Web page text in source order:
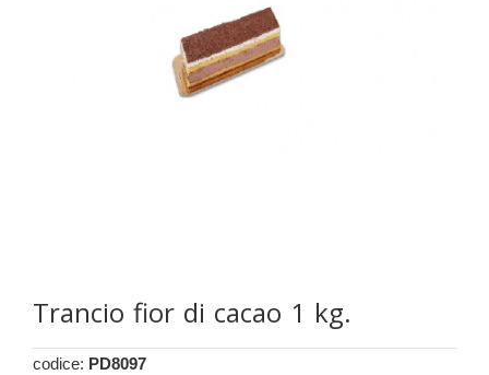
Trancio fior di cacao 1 kg.
codice: PD8097